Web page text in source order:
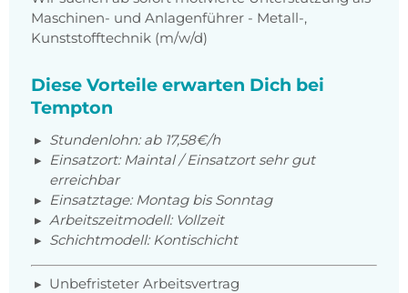
Maschinen- und Anlagenführer - Metall-,
Kunststofftechnik (m/w/d)
Diese Vorteile erwarten Dich bei
Tempton
Stundenlohn: ab 17,58€/h
Einsatzort: Maintal / Einsatzort sehr gut
erreichbar
Einsatztage: Montag bis Sonntag
Arbeitszeitmodell: Vollzeit
Schichtmodell: Kontischicht
Unbefristeter Arbeitsvertrag